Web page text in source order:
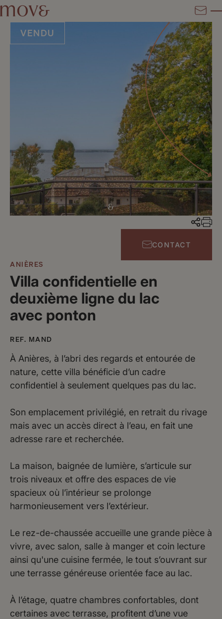
VENDU
CONTACT
ANIÈRES
Villa confidentielle en
deuxième ligne du lac
avec ponton
REF. MAND
À Anières, à l’abri des regards et entourée de
nature, cette villa bénéficie d’un cadre
confidentiel à seulement quelques pas du lac.
Son emplacement privilégié, en retrait du rivage
mais avec un accès direct à l’eau, en fait une
adresse rare et recherchée.
La maison, baignée de lumière, s’articule sur
trois niveaux et offre des espaces de vie
spacieux où l’intérieur se prolonge
harmonieusement vers l’extérieur.
Le rez-de-chaussée accueille une grande pièce à
vivre, avec salon, salle à manger et coin lecture
ainsi qu'une cuisine fermée, le tout s’ouvrant sur
une terrasse généreuse orientée face au lac.
À l’étage, quatre chambres confortables, dont
certaines avec terrasse, profitent d’une vue